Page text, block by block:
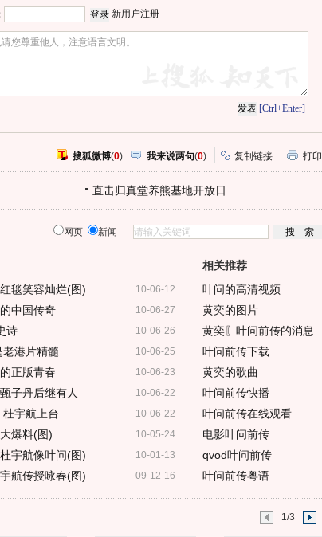
新用户注册
[Ctrl+Enter]
搜狐微博(0) 我来说两句(0) 复制链接 打印
直击归真堂养熊基地开放日
网页 新闻
10-06-12
毯笑容灿烂(图)
10-06-27
中国传奇
10-06-26
诗
10-06-25
港片精髓
10-06-23
正版青春
10-06-22
子丹后继有人
10-06-22
宇航上台
10-05-24
爆料(图)
10-01-13
宇航像叶问(图)
09-12-16
航传授咏春(图)
相关推荐
叶问的高清视频
黄奕的图片
黄奕〖叶问前传的消息
叶问前传下载
黄奕的歌曲
叶问前传快播
叶问前传在线观看
电影叶问前传
qvod叶问前传
叶问前传粤语
1/3